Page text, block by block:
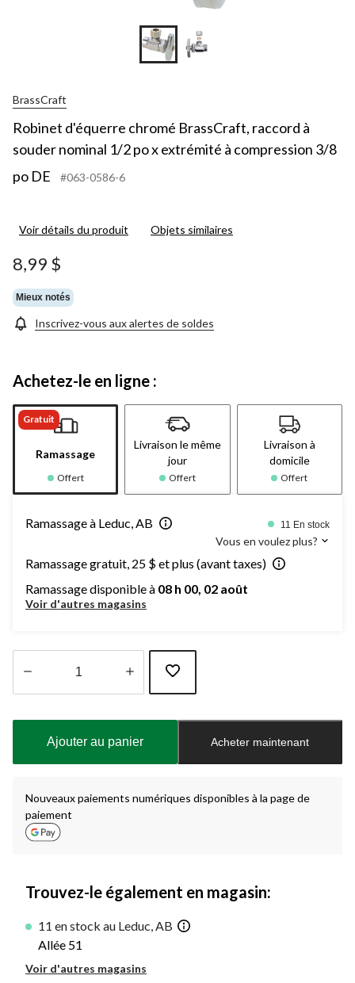
BrassCraft
Robinet d'équerre chromé BrassCraft, raccord à
souder nominal 1/2 po x extrémité à compression 3/8
po DE
#063-0586-6
Voir détails du produit Objets similaires
8,99 $
Mieux notés
Inscrivez-vous aux alertes de soldes
Achetez-le en ligne :
Gratuit
Ramassage
Offert
Livraison le même
jour
Offert
Livraison à
domicile
Offert
Ramassage à Leduc, AB 11 En stock
Vous en voulez plus?
Ramassage gratuit, 25 $ et plus (avant taxes)
Ramassage disponible à 08 h 00, 02 août
Voir d'autres magasins
à
Ajouter au panier Acheter maintenant
Nouveaux paiements numériques disponibles à la page de
paiement
Trouvez-le également en magasin:
11 en stock au Leduc, AB
Allée 51
Voir d'autres magasins